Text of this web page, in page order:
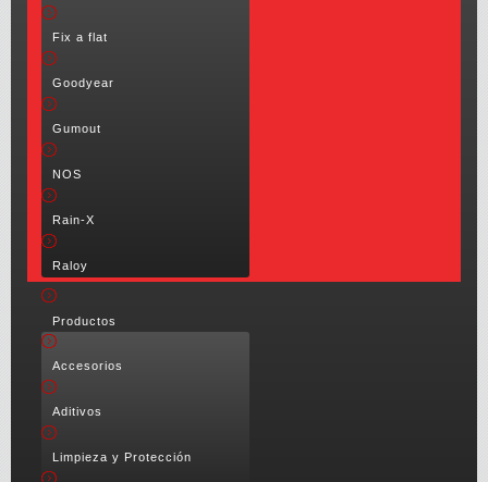
Fix a flat
Goodyear
Gumout
NOS
Rain-X
Raloy
Productos
Accesorios
Aditivos
Limpieza y Protección